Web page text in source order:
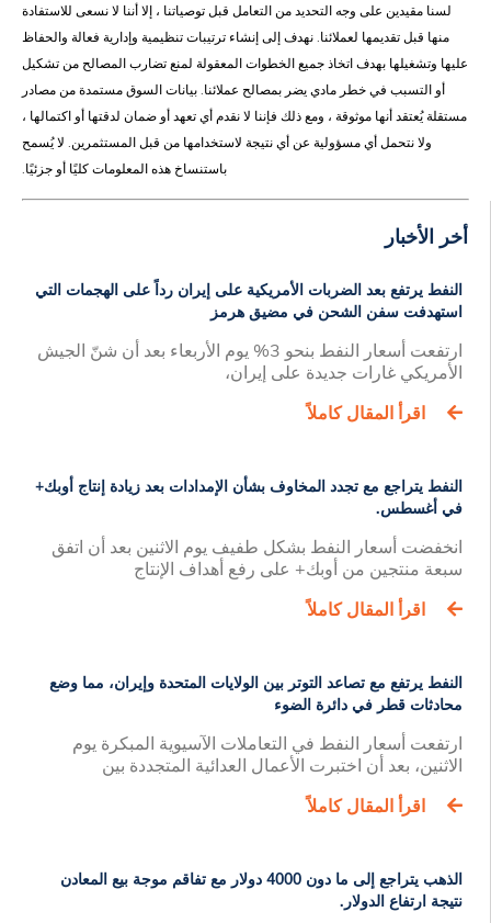
لسنا مقيدين على وجه التحديد من التعامل قبل توصياتنا ، إلا أننا لا نسعى للاستفادة
منها قبل تقديمها لعملائنا. نهدف إلى إنشاء ترتيبات تنظيمية وإدارية فعالة والحفاظ
عليها وتشغيلها بهدف اتخاذ جميع الخطوات المعقولة لمنع تضارب المصالح من تشكيل
أو التسبب في خطر مادي يضر بمصالح عملائنا. بيانات السوق مستمدة من مصادر
مستقلة يُعتقد أنها موثوقة ، ومع ذلك فإننا لا نقدم أي تعهد أو ضمان لدقتها أو اكتمالها ،
ولا نتحمل أي مسؤولية عن أي نتيجة لاستخدامها من قبل المستثمرين. لا يُسمح
باستنساخ هذه المعلومات كليًا أو جزئيًا.
أخر الأخبار
النفط يرتفع بعد الضربات الأمريكية على إيران رداً على الهجمات التي
استهدفت سفن الشحن في مضيق هرمز
ارتفعت أسعار النفط بنحو 3% يوم الأربعاء بعد أن شنّ الجيش
الأمريكي غارات جديدة على إيران،
اقرأ المقال كاملاً
النفط يتراجع مع تجدد المخاوف بشأن الإمدادات بعد زيادة إنتاج أوبك+
في أغسطس.
انخفضت أسعار النفط بشكل طفيف يوم الاثنين بعد أن اتفق
سبعة منتجين من أوبك+ على رفع أهداف الإنتاج
اقرأ المقال كاملاً
النفط يرتفع مع تصاعد التوتر بين الولايات المتحدة وإيران، مما وضع
محادثات قطر في دائرة الضوء
ارتفعت أسعار النفط في التعاملات الآسيوية المبكرة يوم
الاثنين، بعد أن اختبرت الأعمال العدائية المتجددة بين
اقرأ المقال كاملاً
الذهب يتراجع إلى ما دون 4000 دولار مع تفاقم موجة بيع المعادن
نتيجة ارتفاع الدولار.